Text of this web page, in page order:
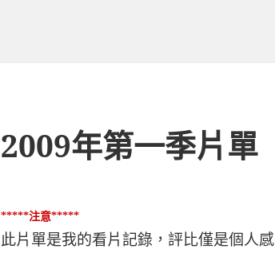
2009年第一季片單
*****注意*****
此片單是我的看片記錄，評比僅是個人